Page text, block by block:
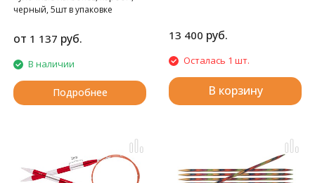
черный, 5шт в упаковке
от 1 137 руб.
В наличии
Подробнее
13 400 руб.
Осталась 1 шт.
В корзину